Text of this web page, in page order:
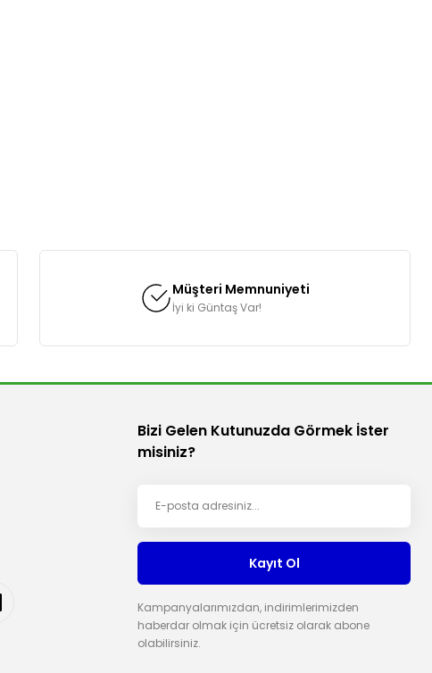
Müşteri Memnuniyeti
İyi ki Güntaş Var!
Bizi Gelen Kutunuzda Görmek İster
misiniz?
Kayıt Ol
Kampanyalarımızdan, indirimlerimizden
haberdar olmak için ücretsiz olarak abone
olabilirsiniz.